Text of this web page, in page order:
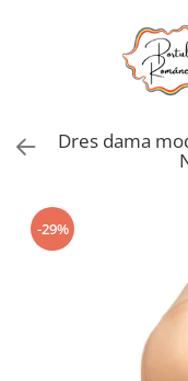
Pijamale Dama
Pijamale Baieti
Pijamale Fetite
Imbracaminte copii
Imbracaminte Baieti
Dres dama
-29%